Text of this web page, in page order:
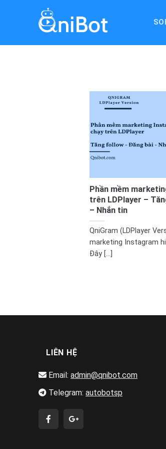
Phần mềm
trên LDPlayer –
– Nhắn tin
QniGram (LDPlayer
marketing Instagram
Đây [...]
LIÊN HỆ
Email: admin@qnibot.com
Telegram: autobotsp